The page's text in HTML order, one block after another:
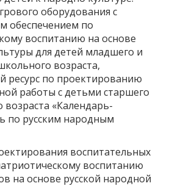
оборудования с
обеспечением по
воспитанию на основе
для детей младшего и
возраста,
ресурс по проектированию
работы с детьми старшего
«Календарь-
по русским народным
воспитательных
воспитанию
на основе русской народной